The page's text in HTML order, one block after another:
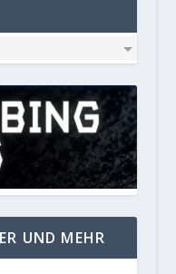
UND MEHR